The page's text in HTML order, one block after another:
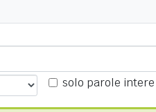
solo parole intere